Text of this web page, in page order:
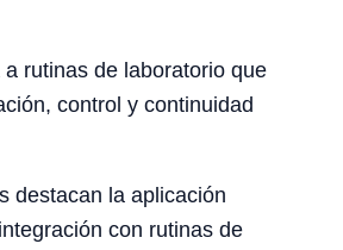
rutinas de laboratorio que
control y continuidad
destacan la aplicación
con rutinas de